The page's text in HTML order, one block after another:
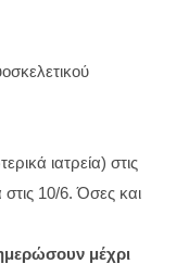
ιατρεία) στις
10/6. Όσες και
μέχρι